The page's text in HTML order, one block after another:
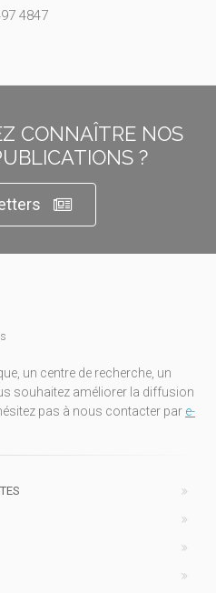
4847
CONNAÎTRE NOS
?
un centre de recherche, un
souhaitez améliorer la diffusion
pas à nous contacter par e-